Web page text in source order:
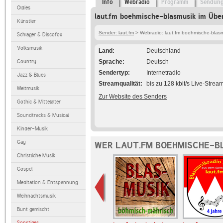
Oldies
Künstler
Schlager & Discofox
Volksmusik
Country
Jazz & Blues
Weltmusik
Gothic & Mittelalter
Soundtracks & Musical
Kinder-Musik
Gay
Christliche Musik
Gospel
Meditation & Entspannung
Weihnachtsmusik
Bunt gemischt
Info Webradio Programm
laut.fm boehmische-blasmusik im
Sender: laut.fm > Webradio: laut.fm boehmische-
Land
Deutschland
Sprache
Deutsch
Sendertyp
Internetradio
Streamqualität
bis zu 128 kbit/s Live-
Zur Website des Senders
WER LAUT.FM BOEHMISCHE-